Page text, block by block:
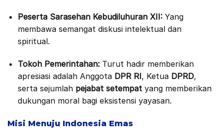
Peserta Sarasehan Kebudiluhuran XII:Yang
membawa semangat diskusi intelektual dan
spiritual.
Tokoh Pemerintahan:Turut hadir memberikan
apresiasi adalah Anggota DPR RI, Ketua DPRD,
serta sejumlah pejabat setempatyang memberikan
dukungan moral bagi eksistensi yayasan.
Misi Menuju Indonesia Emas